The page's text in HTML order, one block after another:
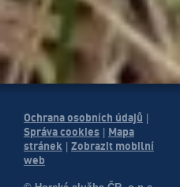
Ochrana osobních údajů
Správa cookies
Mapa
stránek
Zobrazit mobilní
web